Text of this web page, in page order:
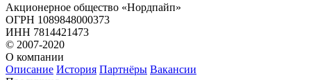
Акционерное общество «Нордпайп»
ОГРН 1089848000373
ИНН 7814421473
© 2007-2020
О компании
Описание История Партнёры Вакансии